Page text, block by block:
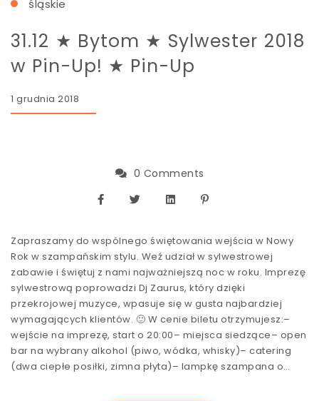
śląskie
31.12 ★ Bytom ★ Sylwester 2018
w Pin-Up! ★ Pin-Up
1 grudnia 2018
0 Comments
Zapraszamy do wspólnego świętowania wejścia w Nowy
Rok w szampańskim stylu. Weź udział w sylwestrowej
zabawie i świętuj z nami najważniejszą noc w roku. Imprezę
sylwestrową poprowadzi Dj Zaurus, który dzięki
przekrojowej muzyce, wpasuje się w gusta najbardziej
wymagających klientów. 🙂 W cenie biletu otrzymujesz:–
wejście na imprezę, start o 20:00– miejsca siedzące– open
bar na wybrany alkohol (piwo, wódka, whisky)– catering
(dwa ciepłe posiłki, zimna płyta)– lampkę szampana o…